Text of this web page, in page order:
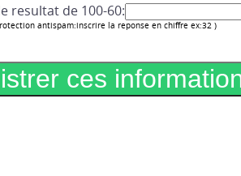
resultat de 100-60:
antispam:inscrire la reponse en chiffre ex:32 )